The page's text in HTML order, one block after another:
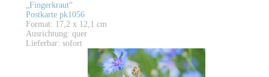
„Fingerkraut“
Postkarte pk1056
Format: 17,2 x 12,1 cm
Ausrichtung: quer
Lieferbar: sofort